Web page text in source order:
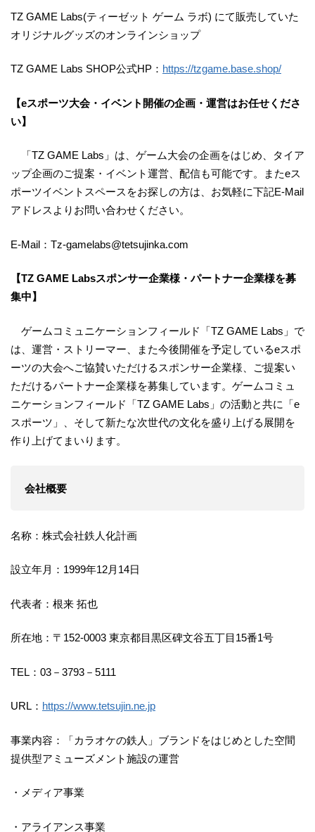
TZ GAME Labs(ティーゼット ゲーム ラボ) にて販売していた
オリジナルグッズのオンラインショップ
TZ GAME Labs SHOP公式HP： https://tzgame.base.shop/
【eスポーツ大会・イベント開催の企画・運営はお任せくださ
い】
「TZ GAME Labs」は、ゲーム大会の企画をはじめ、タイア
ップ企画のご提案・イベント運営、配信も可能です。またeス
ポーツイベントスペースをお探しの方は、お気軽に下記E-Mail
アドレスよりお問い合わせください。
E-Mail：Tz-gamelabs@tetsujinka.com
【TZ GAME Labsスポンサー企業様・パートナー企業様を募
集中】
ゲームコミュニケーションフィールド「TZ GAME Labs」で
は、運営・ストリーマー、また今後開催を予定しているeスポ
ーツの大会へご協賛いただけるスポンサー企業様、ご提案い
ただけるパートナー企業様を募集しています。ゲームコミュ
ニケーションフィールド「TZ GAME Labs」の活動と共に「e
スポーツ」、そして新たな次世代の文化を盛り上げる展開を
作り上げてまいります。
会社概要
名称：株式会社鉄人化計画
設立年月：1999年12月14日
代表者：根来 拓也
所在地：〒152-0003 東京都目黒区碑文谷五丁目15番1号
TEL：03－3793－5111
URL： https://www.tetsujin.ne.jp
事業内容：「カラオケの鉄人」ブランドをはじめとした空間
提供型アミューズメント施設の運営
・メディア事業
・アライアンス事業